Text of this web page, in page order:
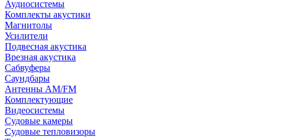
Аудиосистемы
Комплекты акустики
Магнитолы
Усилители
Подвесная акустика
Врезная акустика
Сабвуферы
Саундбары
Антенны AM/FM
Комплектующие
Видеосистемы
Судовые камеры
Cудовые тепловизоры